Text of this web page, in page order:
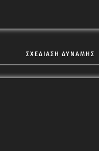
ΣΧΕΔΙΑΣΗ ΔΥΝΑΜΗΣ